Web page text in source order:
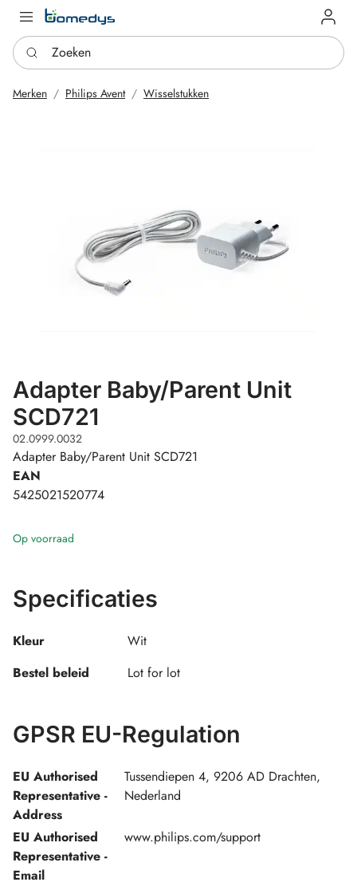
Log in
Zoeken
Merken Philips Avent Wisselstukken
Adapter Baby/Parent Unit
SCD721
02.0999.0032
Adapter Baby/Parent Unit SCD721
EAN
5425021520774
Op voorraad
Specificaties
Kleur
Wit
Bestel beleid
Lot for lot
GPSR EU-Regulation
EU Authorised
Representative -
Address
Tussendiepen 4, 9206 AD Drachten,
Nederland
EU Authorised
Representative -
Email
www.philips.com/support